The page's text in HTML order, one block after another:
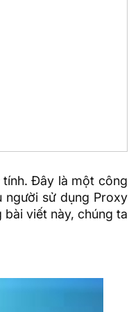
Đây là một công
người sử dụng Proxy
viết này, chúng ta